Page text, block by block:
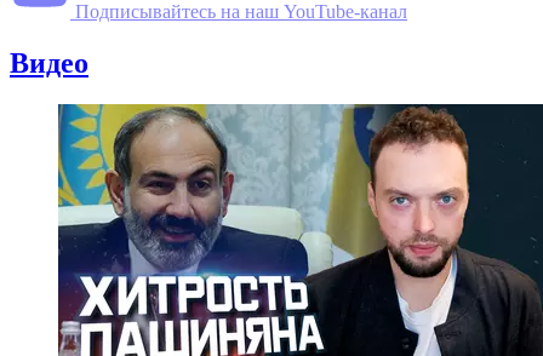
Подписывайтесь на наш YouTube-канал
Видео